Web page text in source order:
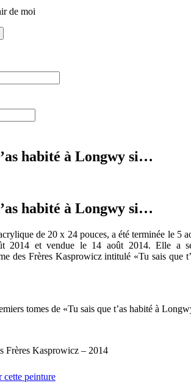
de moi
habité à Longwy si…
habité à Longwy si…
de 20 x 24 pouces, a été terminée le 5
2014 et vendue le 14 août 2014. Elle a
des Frères Kasprowicz intitulé «Tu sais que
tomes de «Tu sais que t’as habité à
Frères Kasprowicz – 2014
cette peinture